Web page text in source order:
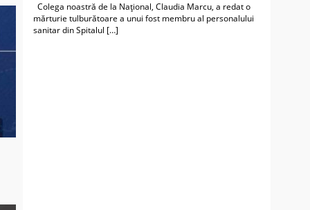
Colega noastră de la Național, Claudia Marcu, a redat o
mărturie tulburătoare a unui fost membru al personalului
sanitar din Spitalul […]